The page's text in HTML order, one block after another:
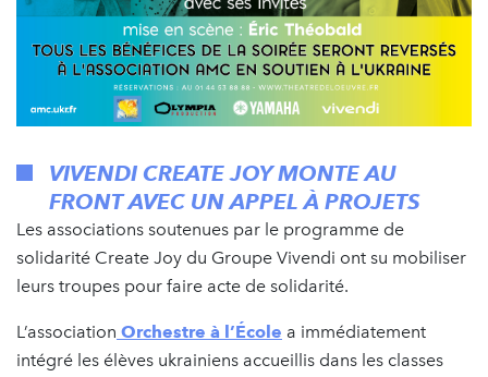
VIVENDI CREATE JOY MONTE AU
FRONT AVEC UN APPEL À PROJETS
Les associations soutenues par le programme de
solidarité Create Joy du Groupe Vivendi ont su mobiliser
leurs troupes pour faire acte de solidarité.
L’association Orchestre à l’École a immédiatement
intégré les élèves ukrainiens accueillis dans les classes